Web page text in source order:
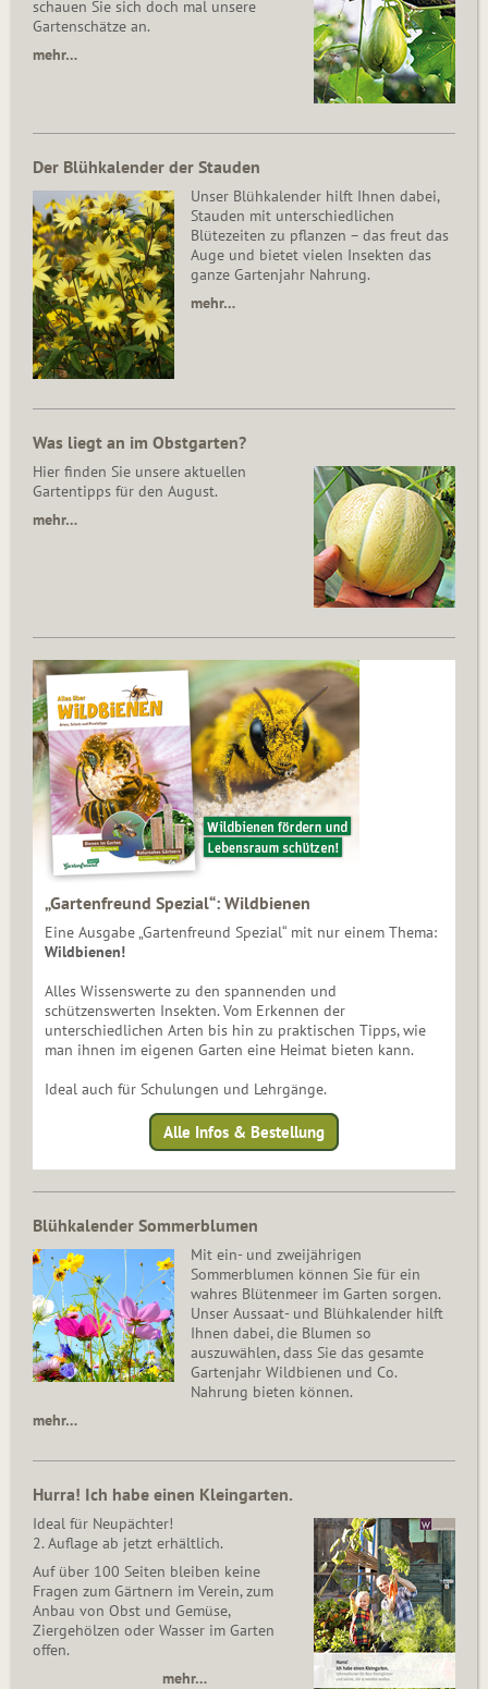
schauen Sie sich doch mal unsere
Gartenschätze an.
mehr…
Der Blühkalender der Stauden
Unser Blühkalender hilft Ihnen dabei,
Stauden mit unterschiedlichen
Blütezeiten zu pflanzen – das freut das
Auge und bietet vielen Insekten das
ganze Gartenjahr Nahrung.
mehr…
Was liegt an im Obstgarten?
Hier finden Sie unsere aktuellen
Gartentipps für den August.
mehr…
„Gartenfreund Spezial“: Wildbienen
Eine Ausgabe „Gartenfreund Spezial“ mit nur einem Thema:
Wildbienen!
Alles Wissenswerte zu den spannenden und
schützenswerten Insekten. Vom Erkennen der
unterschiedlichen Arten bis hin zu praktischen Tipps, wie
man ihnen im eigenen Garten eine Heimat bieten kann.
Ideal auch für Schulungen und Lehrgänge.
Alle Infos & Bestellung
Blühkalender Sommerblumen
Mit ein- und zweijährigen
Sommerblumen können Sie für ein
wahres Blütenmeer im Garten sorgen.
Unser Aussaat- und Blühkalender hilft
Ihnen dabei, die Blumen so
auszuwählen, dass Sie das gesamte
Gartenjahr Wildbienen und Co.
Nahrung bieten können.
mehr…
Hurra! Ich habe einen Kleingarten.
Ideal für Neupächter!
2. Auflage ab jetzt erhältlich.
Auf über 100 Seiten bleiben keine
Fragen zum Gärtnern im Verein, zum
Anbau von Obst und Gemüse,
Ziergehölzen oder Wasser im Garten
offen.
mehr…